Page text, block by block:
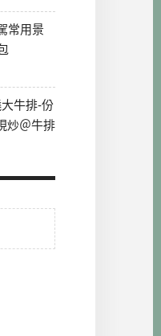
常用景
牛排-份
炒＠牛排